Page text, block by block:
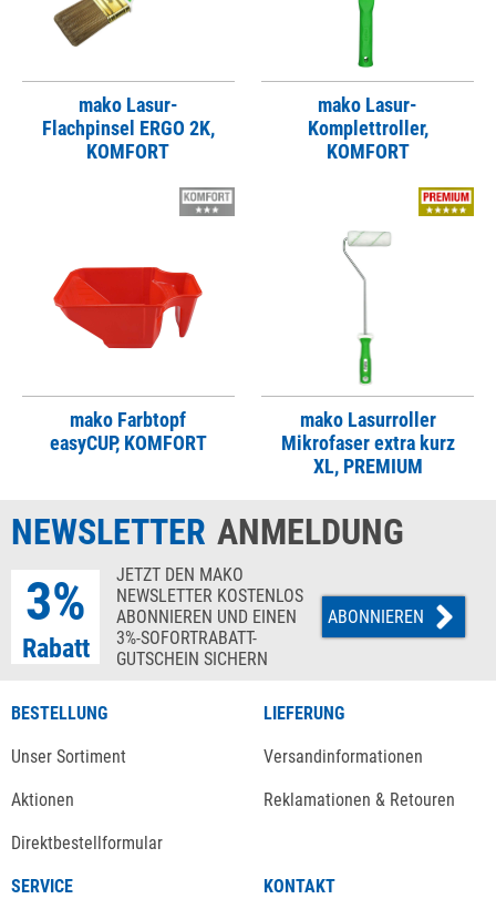
mako Lasur-
Flachpinsel ERGO 2K,
KOMFORT
mako Lasur-
Komplettroller,
KOMFORT
mako Farbtopf
easyCUP, KOMFORT
mako Lasurroller
Mikrofaser extra kurz
XL, PREMIUM
NEWSLETTER ANMELDUNG
3%
Rabatt
JETZT DEN MAKO
NEWSLETTER KOSTENLOS
ABONNIEREN UND EINEN
3%-SOFORTRABATT-
GUTSCHEIN SICHERN
ABONNIEREN
BESTELLUNG
Unser Sortiment
Aktionen
Direktbestellformular
LIEFERUNG
Versandinformationen
Reklamationen & Retouren
SERVICE KONTAKT